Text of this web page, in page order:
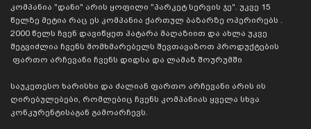
კომპანია "დანი" არის ყოფილი "პარკეტ სერვის ჯე". უკვე 15
წელზე მეტია რაც ეს კომპანია ქართულ ბაზარზე ოპერირებს .
2000 წელს ჩვენ დავიწყეთ პატარა მაღაზიით და ახლა უკვე
შეგვიძლია ჩვენს მომხმარებელს შევთავაზოთ პროდუქტების
ფართო არჩევანი ჩვენს დიდსა და ლამაზ შოურუმში
საუკეთესო ხარისხი და ძალიან ფართო არჩევანი არის ის
ღირებულებები, რომლებიც ჩვენს კომპანიას ყველა სხვა
კონკურენტისაგან გამოარჩევს.